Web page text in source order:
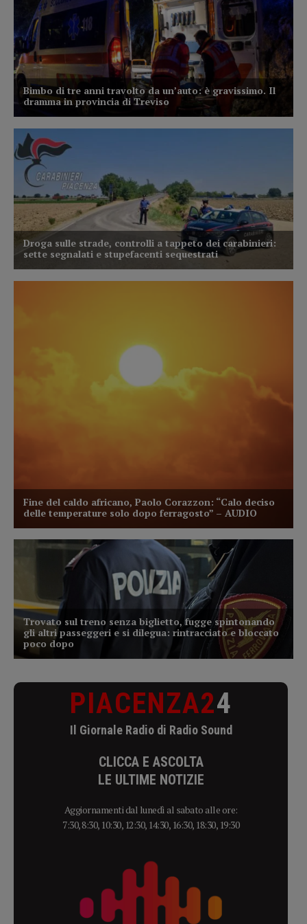
PIACENZA24
Il Giornale Radio di Radio Sound
CLICCA E ASCOLTA
LE ULTIME NOTIZIE
Aggiornamenti dal lunedì al sabato alle ore:
7:30, 8:30, 10:30, 12:30, 14:30, 16:30, 18:30, 19:30